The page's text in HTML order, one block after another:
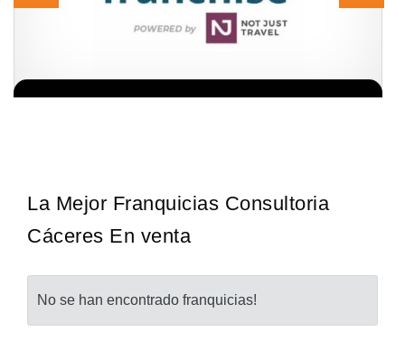
La Mejor Franquicias Consultoria
Cáceres En venta
No se han encontrado franquicias!